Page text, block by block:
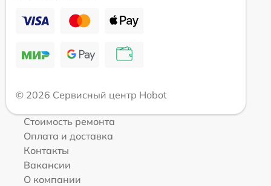
© 2026 Сервисный центр Hobot
Стоимость ремонта
Оплата и доставка
Контакты
Вакансии
О компании